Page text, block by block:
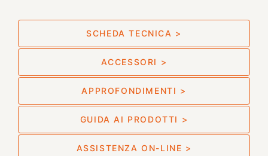
SCHEDA TECNICA >
ACCESSORI >
APPROFONDIMENTI >
GUIDA AI PRODOTTI >
ASSISTENZA ON-LINE >